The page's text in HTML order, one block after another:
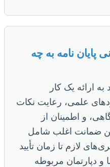
پایان نامه به چه
ارائه یک کار
علمی، رعایت نکات
و اطمینان از
ضمانت اغلب شامل
لازم تا زمان تأیید
و دپارتمان مربوطه